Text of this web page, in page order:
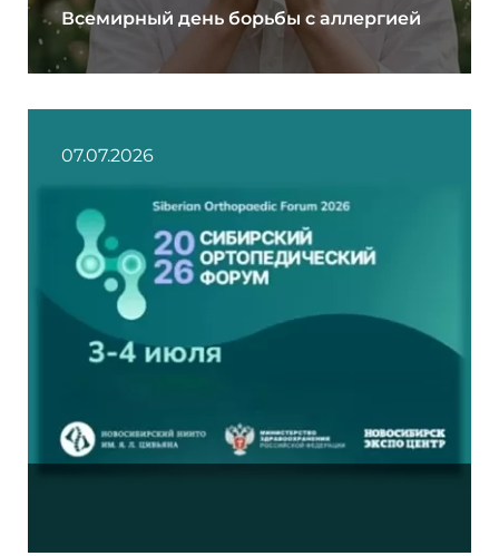
Всемирный день борьбы с аллергией
07.07.2026